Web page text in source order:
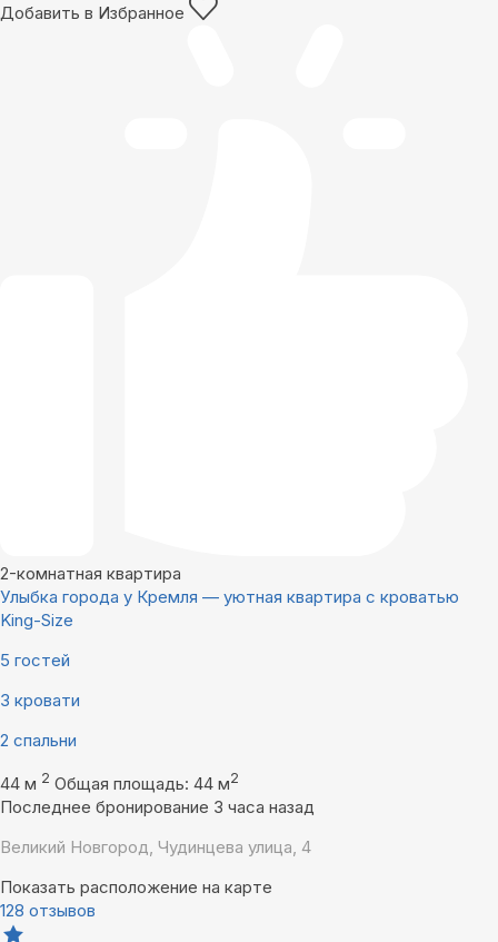
Добавить в Избранное
2-комнатная квартира
Улыбка города у Кремля — уютная квартира с кроватью
King-Size
5 гостей
3 кровати
2 спальни
44 м 2 Общая площадь: 44 м2
Последнее бронирование 3 часа назад
Великий Новгород, Чудинцева улица, 4
Показать расположение на карте
128 отзывов